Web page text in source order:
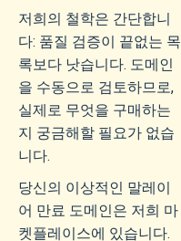
저희의 철학은 간단합니
다: 품질 검증이 끝없는 목
록보다 낫습니다. 도메인
을 수동으로 검토하므로,
실제로 무엇을 구매하는
지 궁금해할 필요가 없습
니다.
당신의 이상적인 말레이
어 만료 도메인은 저희 마
켓플레이스에 있습니다.